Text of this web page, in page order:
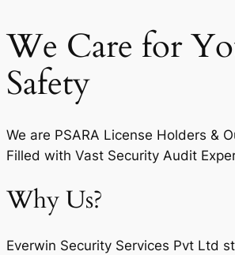
We Care for
Safety
We are PSARA License Holders &
Filled with Vast Security Audit
Why Us?
Everwin Security Services Pvt Ltd